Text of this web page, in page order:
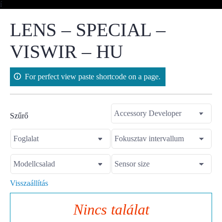
íSkip
LENS – SPECIAL –
VISWIR – HU
For perfect view paste shortcode on a page.
Szűrő
Visszaállítás
Nincs találat